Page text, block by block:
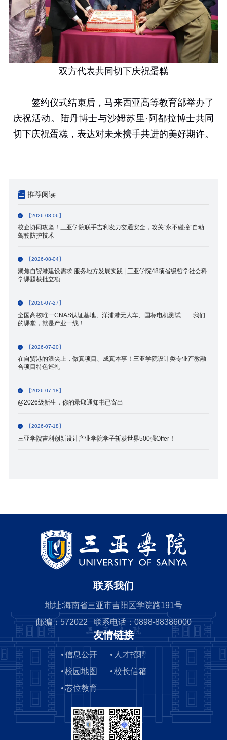
双方代表共同切下庆祝蛋糕
签约仪式结束后，马来西亚高等教育部举办了
庆祝活动。陆丹博士与沙姆苏里 · 阿都拉博士共同
切下庆祝蛋糕，表达对未来携手共进的美好期许。
推荐阅读
【2026-08-06】
校企协同攻坚！三亚学院联手吉利发力交通安全，攻关“永不碰撞”自动
驾驶防护技术
【2026-08-04】
聚焦自贸港建设需求 服务地方发展实践 | 三亚学院48项省级哲学社会科
学课题获批立项
【2026-07-27】
全国高校唯一CNAS认证基地、洋浦港无人车、国标电机测试……我们
的课堂，就是产业一线！
【2026-07-20】
在自贸港的浪尖上，做真项目、成真本事！三亚学院设计类专业产教融
合项目特色巡礼
【2026-07-18】
@2026级新生，你的录取通知书已寄出
【2026-07-18】
三亚学院吉利创新设计产业学院学子斩获世界500强Offer！
联系我们
地址:海南省三亚市吉阳区学院路191号
邮编：572022 联系电话：0898-88386000
友情链接
信息公开
人才招聘
校园地图
校长信箱
芯位教育